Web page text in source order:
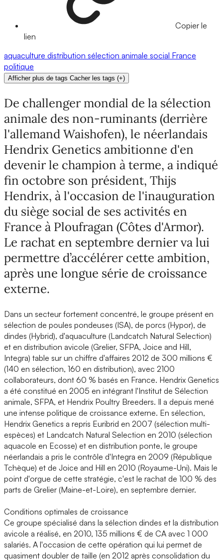
Copier le
lien
aquaculture distribution sélection animale social France
politique
Afficher plus de tags Cacher les tags (+)
De challenger mondial de la sélection
animale des non-ruminants (derrière
l'allemand Waishofen), le néerlandais
Hendrix Genetics ambitionne d'en
devenir le champion à terme, a indiqué
fin octobre son président, Thijs
Hendrix, à l'occasion de l'inauguration
du siège social de ses activités en
France à Ploufragan (Côtes d'Armor).
Le rachat en septembre dernier va lui
permettre d’accélérer cette ambition,
après une longue série de croissance
externe.
Dans un secteur fortement concentré, le groupe présent en
sélection de poules pondeuses (ISA), de porcs (Hypor), de
dindes (Hybrid), d'aquaculture (Landcatch Natural Selection)
et en distribution avicole (Grelier, SFPA, Joice and Hill,
Integra) table sur un chiffre d'affaires 2012 de 300 millions €
(140 en sélection, 160 en distribution), avec 2100
collaborateurs, dont 60 % basés en France. Hendrix Genetics
a été constitué en 2005 en intégrant l'Institut de Sélection
animale, SFPA, et Hendrix Poultry Breeders. Il a depuis mené
une intense politique de croissance externe. En sélection,
Hendrix Genetics a repris Euribrid en 2007 (sélection multi-
espèces) et Landcatch Natural Selection en 2010 (sélection
aquacole en Ecosse) et en distribution ponte, le groupe
néerlandais a pris le contrôle d'Integra en 2009 (République
Tchèque) et de Joice and Hill en 2010 (Royaume-Uni). Mais le
point d'orgue de cette stratégie, c'est le rachat de 100 % des
parts de Grelier (Maine-et-Loire), en septembre dernier.
Conditions optimales de croissance
Ce groupe spécialisé dans la sélection dindes et la distribution
avicole a réalisé, en 2010, 135 millions € de CA avec 1 000
salariés. A l'occasion de cette opération qui lui permet de
quasiment doubler de taille (en 2012 après consolidation du